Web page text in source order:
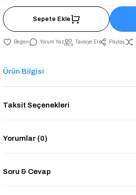
Sepete Ekle
Yorum Yaz Tavsiye Et Paylaş
Ürün Bilgisi
Taksit Seçenekleri
Yorumlar (0)
Soru & Cevap